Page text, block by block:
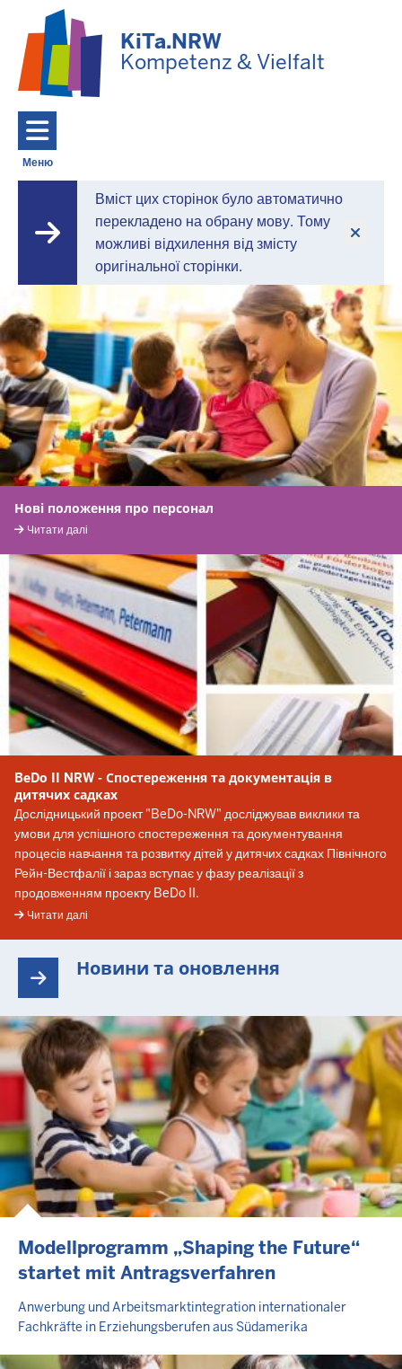
KiTa.NRW
Kompetenz & Vielfalt
Меню
Toggle navigation: Головне Меню
KiTa.NRW
Компетентність
та
різноманітність
Вміст цих сторінок було автоматично
перекладено на обрану мову. Тому
можливі відхилення від змісту
оригінальної сторінки.
Нові положення про персонал
Читати далі
BeDo II NRW - Спостереження та документація в
дитячих садках
Дослідницький проект "BeDo-NRW" досліджував виклики та
умови для успішного спостереження та документування
процесів навчання та розвитку дітей у дитячих садках Північного
Рейн-Вестфалії і зараз вступає у фазу реалізації з
продовженням проекту BeDo II.
Читати далі
Новини та оновлення
Modellprogramm „Shaping the Future“
startet mit Antragsverfahren
Anwerbung und Arbeitsmarktintegration internationaler
Fachkräfte in Erziehungsberufen aus Südamerika